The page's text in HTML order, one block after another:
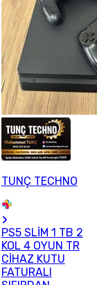
TUNÇ TECHNO
PS5 SLİM 1 TB 2
KOL 4 OYUN TR
CİHAZ KUTU
FATURALI